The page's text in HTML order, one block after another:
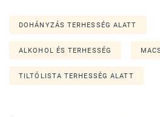
DOHÁNYZÁS TERHESSÉG ALATT
ALKOHOL ÉS TERHESSÉG
TILTÓLISTA TERHESSÉG ALATT